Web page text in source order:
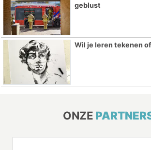
geblust
Wil je leren tekenen
ONZE